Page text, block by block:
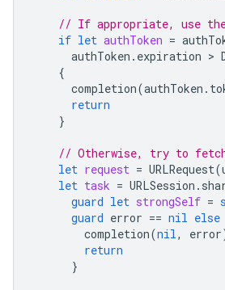
// If appropriate, use the
if let authToken =
authToken . expiration >
{
completion(authToken .
return
}
// Otherwise, try to
let request = URLRequest(
let task = URLSession .
guard let strongSelf =
guard error == nil else
completion(nil, error
return
}